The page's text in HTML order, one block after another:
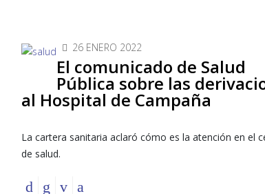
26 ENERO 2022
El comunicado de Salud
Pública sobre las
al Hospital de Campaña
La cartera sanitaria aclaró cómo es la atención en el
de salud.